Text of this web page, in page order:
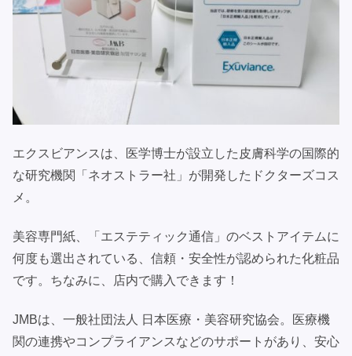
エクスビアンスは、医学博士が設立した皮膚科学の国際的
な研究機関「ネオストラー社」が開発したドクターズコス
メ。
美容専門紙、「エステティック通信」のベストアイテムに
何度も選出されている、信頼・安全性が認められた化粧品
です。ちなみに、店内で購入できます！
JMBは、一般社団法人 日本医療・美容研究協会。医療機
関の連携やコンプライアンスなどのサポートがあり、安心